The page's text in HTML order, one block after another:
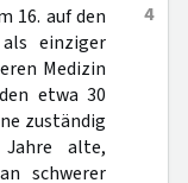
4
16. auf den
einziger
Medizin
etwa 30
zuständig
alte,
schwerer